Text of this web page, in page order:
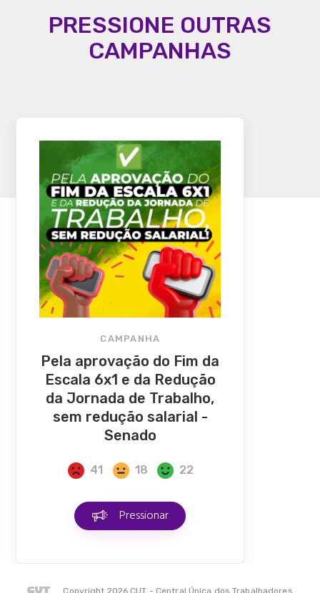
PRESSIONE OUTRAS
CAMPANHAS
CAMPANHA
Pela aprovação do Fim da
Escala 6x1 e da Redução
da Jornada de Trabalho,
sem redução salarial -
Senado
41 18 22
Pressionar
Copyright 2026 CUT - Central Única dos Trabalhadores